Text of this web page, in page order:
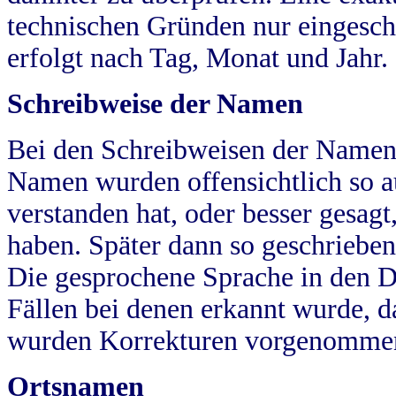
technischen Gründen nur
erfolgt nach Tag, Monat und Jahr.
Schreibweise der Namen
Bei den Schreibweisen der
Namen wurden offensichtlich so
verstanden hat, oder besser
haben. Später dann so
Die gesprochene Sprache in
Fällen bei denen erkannt wurde,
wurden Korrekturen
Ortsnamen